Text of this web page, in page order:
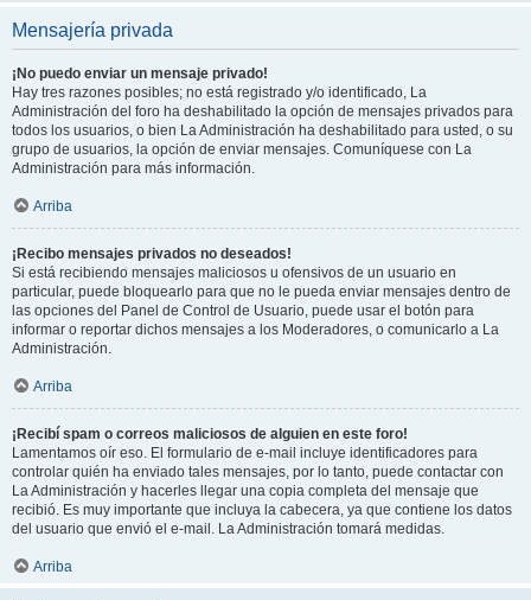
Mensajería privada
¡No puedo enviar un mensaje privado!
Hay tres razones posibles; no está registrado y/o identificado, La
Administración del foro ha deshabilitado la opción de mensajes privados para
todos los usuarios, o bien La Administración ha deshabilitado para usted, o su
grupo de usuarios, la opción de enviar mensajes. Comuníquese con La
Administración para más información.
Arriba
¡Recibo mensajes privados no deseados!
Si está recibiendo mensajes maliciosos u ofensivos de un usuario en
particular, puede bloquearlo para que no le pueda enviar mensajes dentro de
las opciones del Panel de Control de Usuario, puede usar el botón para
informar o reportar dichos mensajes a los Moderadores, o comunicarlo a La
Administración.
Arriba
¡Recibí spam o correos maliciosos de alguien en este foro!
Lamentamos oír eso. El formulario de e-mail incluye identificadores para
controlar quién ha enviado tales mensajes, por lo tanto, puede contactar con
La Administración y hacerles llegar una copia completa del mensaje que
recibió. Es muy importante que incluya la cabecera, ya que contiene los datos
del usuario que envió el e-mail. La Administración tomará medidas.
Arriba